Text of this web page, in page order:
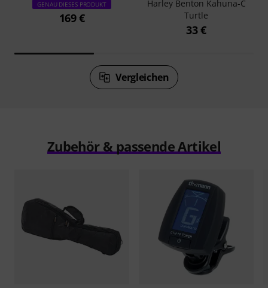
GENAU DIESES PRODUKT
169 €
Harley Benton Kahuna-C
Turtle
33 €
Vergleichen
Zubehör & passende Artikel